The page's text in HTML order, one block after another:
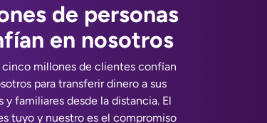
de personas
en nosotros
cinco millones de clientes confían
para transferir dinero a sus
y familiares desde la distancia. El
tuyo y nuestro es el compromiso